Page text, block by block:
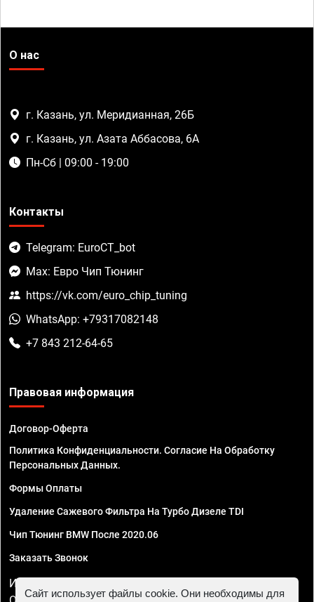
О нас
г. Казань, ул. Меридианная, 26Б
г. Казань, ул. Азата Аббасова, 6А
Пн-Сб | 09:00 - 19:00
Контакты
Telegram: EuroCT_bot
Max: Евро Чип Тюнинг
https://vk.com/euro_chip_tuning
WhatsApp: +79317082148
+7 843 212-64-65
Правовая информация
Договор-Оферта
Политика Конфиденциальности. Согласие На Обработку
Персональных Данных.
Формы Оплаты
Удаление Сажевого Фильтра На Турбо Дизеле TDI
Чип Тюнинг BMW После 2020.06
Заказать Звонок
ИП Смирнов Георгий Павлович. ИНН 781302555843,
Сайт использует файлы cookie. Они необходимы для